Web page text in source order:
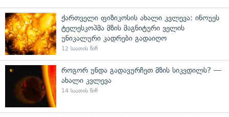
ქართველი ფიზიკოსის ახალი კვლევა: ინოუეს
ტელესკოპმა მზის მაგნიტური ველის
უნიკალური კადრები გადაიღო
12 საათის წინ
როგორ უნდა გადავურჩეთ მზის სიკვდილს? —
ახალი კვლევა
14 საათის წინ